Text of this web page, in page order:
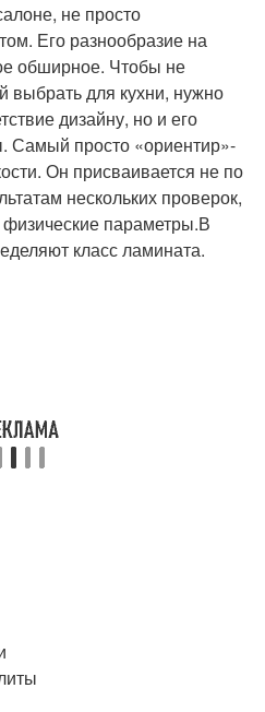
не просто
Его разнообразие на
обширное. Чтобы не
выбрать для кухни, нужно
дизайну, но и его
Самый просто «ориентир»-
Он присваивается не по
нескольких проверок,
параметры.В
класс ламината.